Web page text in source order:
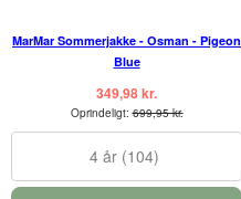
MarMar Sommerjakke - Osman - Pigeon
Blue
349,98 kr.
Oprindeligt:699,95 kr.
4 år (104)